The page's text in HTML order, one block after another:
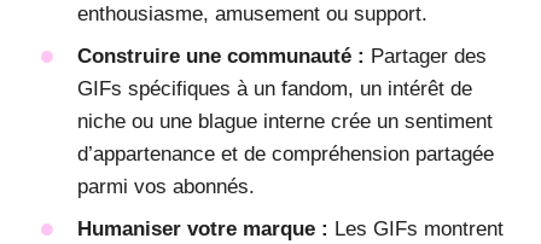
enthousiasme, amusement ou support.
Construire une communauté : Partager des
GIFs spécifiques à un fandom, un intérêt de
niche ou une blague interne crée un sentiment
d’appartenance et de compréhension partagée
parmi vos abonnés.
Humaniser votre marque : Les GIFs montrent